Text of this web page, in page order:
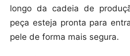
longo da cadeia de
peça esteja pronta para
pele de forma mais segura.